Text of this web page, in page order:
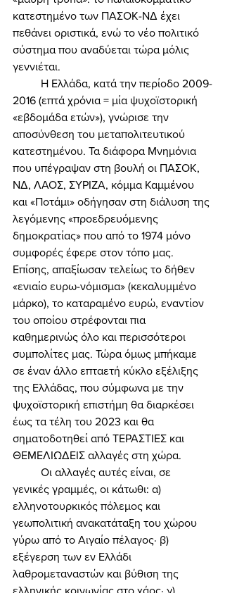
κατεστημένο των ΠΑΣΟΚ-ΝΔ έχει
πεθάνει οριστικά, ενώ το νέο πολιτικό
σύστημα που αναδύεται τώρα μόλις
γεννιέται.
2016 (επτά χρόνια = μία ψυχοϊστορική
«εβδομάδα ετών»), γνώρισε την
αποσύνθεση του μεταπολιτευτικού
κατεστημένου. Τα διάφορα Μνημόνια
που υπέγραψαν στη βουλή οι ΠΑΣΟΚ,
ΝΔ, ΛΑΟΣ, ΣΥΡΙΖΑ, κόμμα Καμμένου
και «Ποτάμι» οδήγησαν στη διάλυση της
λεγόμενης «προεδρευόμενης
δημοκρατίας» που από το 1974 μόνο
συμφορές έφερε στον τόπο μας.
Επίσης, απαξίωσαν τελείως το δήθεν
«ενιαίο ευρω-νόμισμα» (κεκαλυμμένο
μάρκο), το καταραμένο ευρώ, εναντίον
του οποίου στρέφονται πια
καθημερινώς όλο και περισσότεροι
συμπολίτες μας. Τώρα όμως μπήκαμε
σε έναν άλλο επταετή κύκλο εξέλιξης
της Ελλάδας, που σύμφωνα με την
ψυχοϊστορική επιστήμη θα διαρκέσει
έως τα τέλη του 2023 και θα
σηματοδοτηθεί από ΤΕΡΑΣΤΙΕΣ και
ΘΕΜΕΛΙΩΔΕΙΣ αλλαγές στη χώρα.
γενικές γραμμές, οι κάτωθι: α)
ελληνοτουρκικός πόλεμος και
γεωπολιτική ανακατάταξη του χώρου
γύρω από το Αιγαίο πέλαγος· β)
εξέγερση των εν Ελλάδι
λαθρομεταναστών και βύθιση της
ελληνικής κοινωνίας στο χάος· γ)